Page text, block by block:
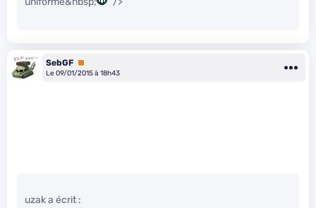
SebGF Premium
Le 09/01/2015 à 18h43
uzak a écrit :